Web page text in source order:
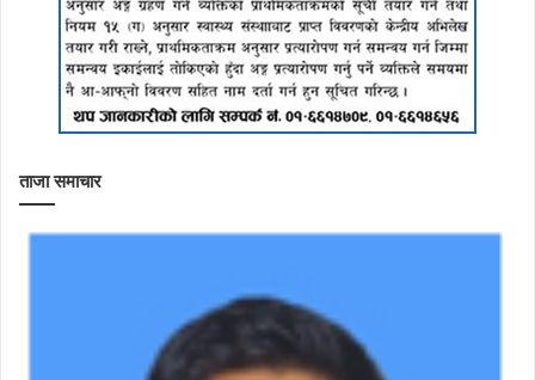
ताजा समाचार